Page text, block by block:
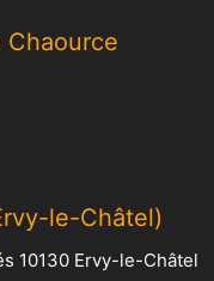
le-Châtel)
10130 Ervy-le-Châtel